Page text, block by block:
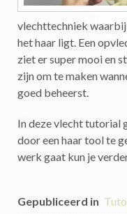
vlechttechniek
het haar ligt. Een
ziet er super mooi en
zijn om te maken
goed beheerst.
In deze vlecht tutorial
door een haar tool te
werk gaat kun je
Gepubliceerd in